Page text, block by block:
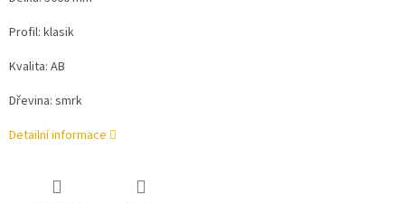
Profil: klasik
Kvalita: AB
Dřevina: smrk
Detailní informace